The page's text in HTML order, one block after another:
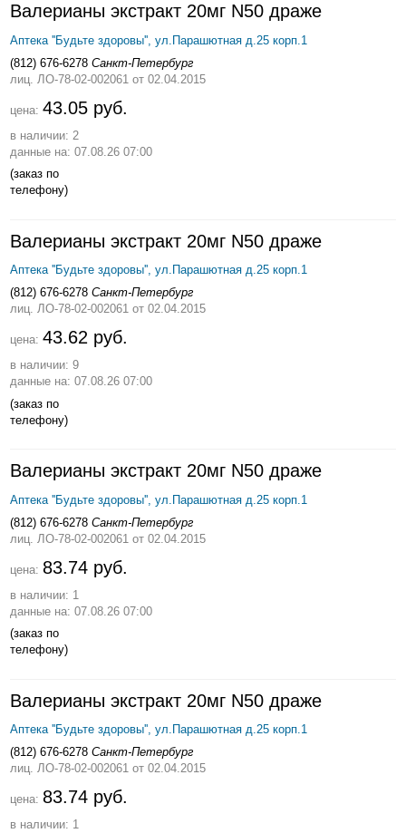
Валерианы экстракт 20мг N50 драже
Аптека ''Будьте здоровы'', ул.Парашютная д.25 корп.1
(812) 676-6278 Санкт-Петербург
лиц. ЛО-78-02-002061 от 02.04.2015
цена: 43.05 руб.
в наличии: 2
данные на: 07.08.26 07:00
(заказ по
телефону)
Валерианы экстракт 20мг N50 драже
Аптека ''Будьте здоровы'', ул.Парашютная д.25 корп.1
(812) 676-6278 Санкт-Петербург
лиц. ЛО-78-02-002061 от 02.04.2015
цена: 43.62 руб.
в наличии: 9
данные на: 07.08.26 07:00
(заказ по
телефону)
Валерианы экстракт 20мг N50 драже
Аптека ''Будьте здоровы'', ул.Парашютная д.25 корп.1
(812) 676-6278 Санкт-Петербург
лиц. ЛО-78-02-002061 от 02.04.2015
цена: 83.74 руб.
в наличии: 1
данные на: 07.08.26 07:00
(заказ по
телефону)
Валерианы экстракт 20мг N50 драже
Аптека ''Будьте здоровы'', ул.Парашютная д.25 корп.1
(812) 676-6278 Санкт-Петербург
лиц. ЛО-78-02-002061 от 02.04.2015
цена: 83.74 руб.
в наличии: 1